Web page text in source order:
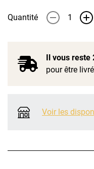
Quantité - +
Il vous reste
pour être
Voir les